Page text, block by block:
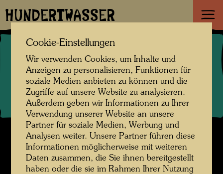
HUNDERTWASSER
Keine Einträge gefunden.
©2026
Die Hundertwasser gemeinnützige Privatstiftung Wien
Kontakt
Datenschutz Copyright . Impressum
Nutzungsbedingungen
Cookie-Einstellungen
Wir verwenden Cookies, um Inhalte und
Anzeigen zu personalisieren, Funktionen für
soziale Medien anbieten zu können und die
Zugriffe auf unsere Website zu analysieren.
Außerdem geben wir Informationen zu Ihrer
Verwendung unserer Website an unsere
Partner für soziale Medien, Werbung und
Analysen weiter. Unsere Partner führen diese
Informationen möglicherweise mit weiteren
Daten zusammen, die Sie ihnen bereitgestellt
haben oder die sie im Rahmen Ihrer Nutzung